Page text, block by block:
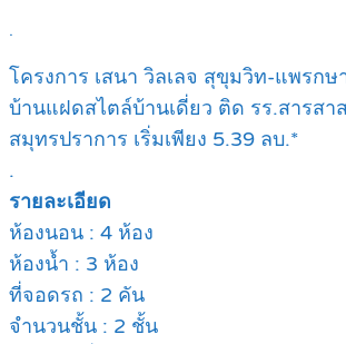
.
โครงการ เสนา วิลเลจ สุขุมวิท-แพรกษ
บ้านแฝดสไตล์บ้านเดี่ยว ติด รร.สารสา
สมุทรปราการ เริ่มเพียง 5.39 ลบ.*
.
รายละเอียด
ห้องนอน : 4 ห้อง
ห้องน้ำ : 3 ห้อง
ที่จอดรถ : 2 คัน
จำนวนชั้น : 2 ชั้น